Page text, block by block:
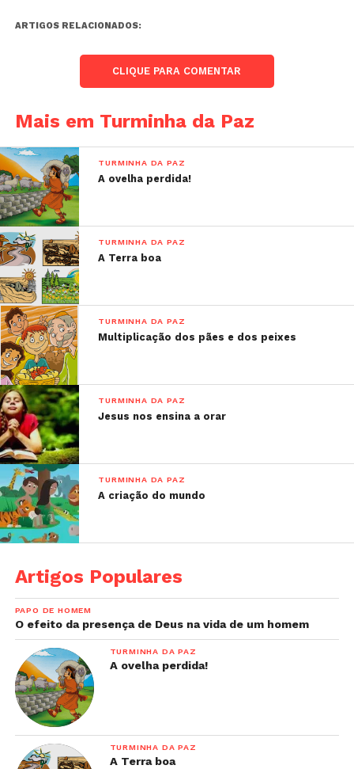
ARTIGOS RELACIONADOS:
CLIQUE PARA COMENTAR
Mais em Turminha da Paz
TURMINHA DA PAZ
A ovelha perdida!
TURMINHA DA PAZ
A Terra boa
TURMINHA DA PAZ
Multiplicação dos pães e dos peixes
TURMINHA DA PAZ
Jesus nos ensina a orar
TURMINHA DA PAZ
A criação do mundo
Artigos Populares
PAPO DE HOMEM
O efeito da presença de Deus na vida de um homem
TURMINHA DA PAZ
A ovelha perdida!
TURMINHA DA PAZ
A Terra boa